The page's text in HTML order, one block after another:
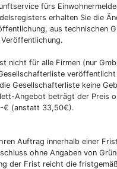
fürs
erhalten Sie die
aus technischen
nicht für alle Firmen (nur
Gesellschafterliste keine
Angebot beträgt der Preis
€ (anstatt 33,50€).
Auftrag innerhalb einer
ohne Angaben von
der Frist reicht die